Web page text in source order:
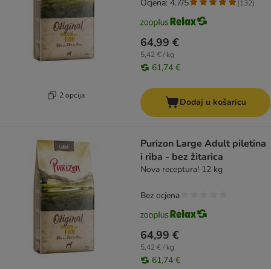
2 opcija
64,99 €
5,42 € / kg
61,74 €
Ocjena: 4.7/5 (132)
Dodaj u košaricu
Purizon Large Adult piletina
i riba - bez žitarica
Nova receptura! 12 kg
64,99 €
5,42 € / kg
61,74 €
Bez ocjena